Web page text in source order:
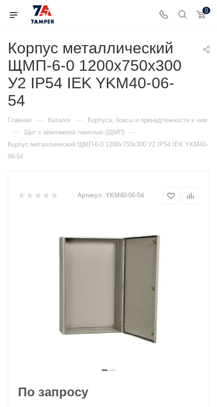
0
Корпус металлический
ЩМП-6-0 1200х750х300
У2 IP54 IEK YKM40-06-
54
Главная — Каталог — Корпуса, боксы и принадлежности к ним
— Щит с монтажной панелью (ЩМП) —
Корпус металлический ЩМП-6-0 1200х750х300 У2 IP54 IEK YKM40-
06-54
Артикул: YKM40-06-54
По запросу